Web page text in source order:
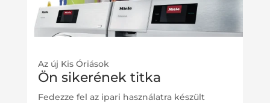
Az új Kis Óriások
Ön sikerének titka
Fedezze fel az ipari használatra készült